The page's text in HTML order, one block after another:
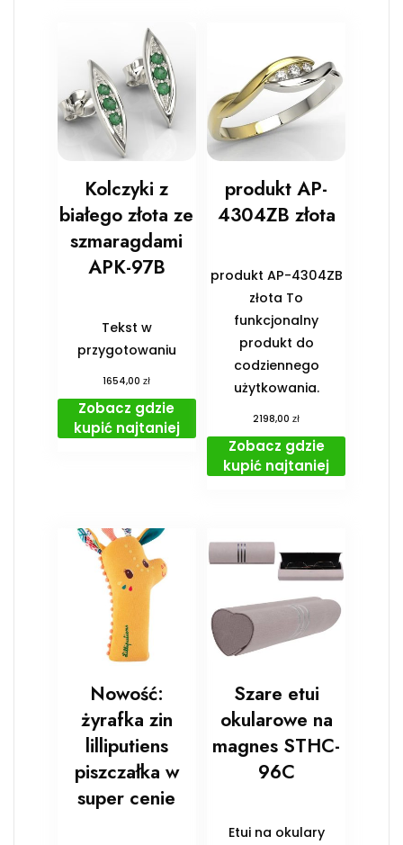
Kolczyki z
białego złota ze
szmaragdami
APK-97B
Tekst w
przygotowaniu
1654,00zł
Zobacz gdzie
kupić najtaniej
produkt AP-
4304ZB złota
produkt AP-4304ZB
złota To
funkcjonalny
produkt do
codziennego
użytkowania.
2198,00zł
Zobacz gdzie
kupić najtaniej
Nowość:
żyrafka zin
lilliputiens
piszczałka w
super cenie
Szare etui
okularowe na
magnes STHC-
96C
Etui na okulary